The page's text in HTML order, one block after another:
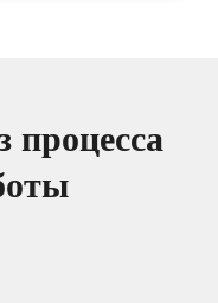
процесса